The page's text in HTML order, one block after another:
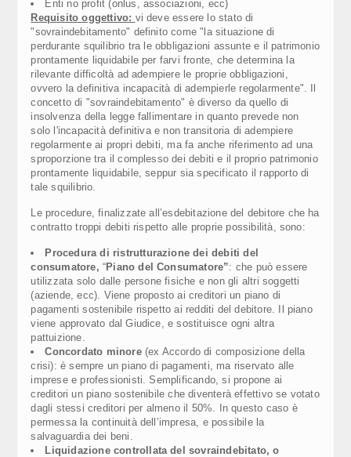
Enti no profit (onlus, associazioni, ecc)
Requisito oggettivo: vi deve essere lo stato di
"sovraindebitamento" definito come "la situazione di
perdurante squilibrio tra le obbligazioni assunte e il patrimonio
prontamente liquidabile per farvi fronte, che determina la
rilevante difficoltà ad adempiere le proprie obbligazioni,
ovvero la definitiva incapacità di adempierle regolarmente". Il
concetto di "sovraindebitamento" è diverso da quello di
insolvenza della legge fallimentare in quanto prevede non
solo l'incapacità definitiva e non transitoria di adempiere
regolarmente ai propri debiti, ma fa anche riferimento ad una
sproporzione tra il complesso dei debiti e il proprio patrimonio
prontamente liquidabile, seppur sia specificato il rapporto di
tale squilibrio.
Le procedure, finalizzate all’esdebitazione del debitore che ha
contratto troppi debiti rispetto alle proprie possibilità, sono:
Procedura di ristrutturazione dei debiti del
consumatore, “Piano del Consumatore”: che può essere
utilizzata solo dalle persone fisiche e non gli altri soggetti
(aziende, ecc). Viene proposto ai creditori un piano di
pagamenti sostenibile rispetto ai redditi del debitore. Il piano
viene approvato dal Giudice, e sostituisce ogni altra
pattuizione.
Concordato minore(ex Accordo di composizione della
crisi): è sempre un piano di pagamenti, ma riservato alle
imprese e professionisti. Semplificando, si propone ai
creditori un piano sostenibile che diventerà effettivo se votato
dagli stessi creditori per almeno il 50%. In questo caso è
permessa la continuità dell’impresa, e possibile la
salvaguardia dei beni.
Liquidazione controllata del sovraindebitato, o